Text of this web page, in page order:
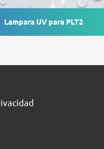
Lampara UV para PLT2